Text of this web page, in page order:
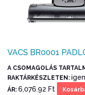
VACS BR0001
A CSOMAGOLÁS
RAKTÁRKÉSZLETEN: igen
ÁR: 6,076.92 Ft